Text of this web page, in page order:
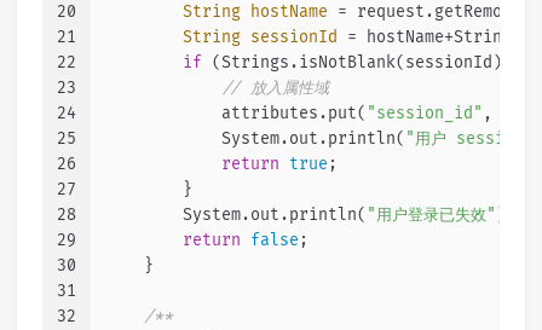
20
21
22
23
24
25
26
27
28
29
30
31
32
String
hostName =
String sessionId =
if (Strings.isNotBlank(sessionId)) {
// 放入属性域
            attributes.put(
"session_id" ,
            System.out.println(
"用户
return
true ;
        }
        System.out.println(
"用户登录已失效" );
return
false ;
    }
/**